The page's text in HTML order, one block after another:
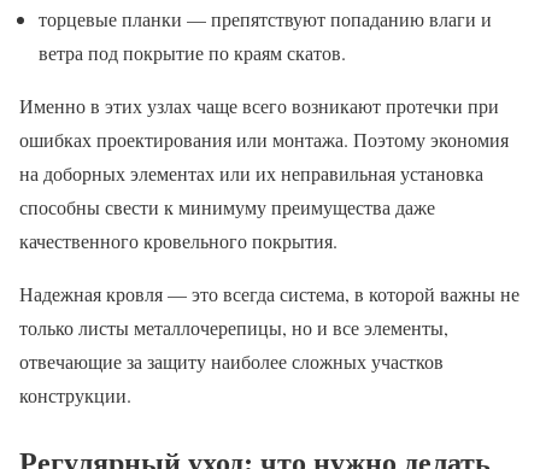
торцевые планки — препятствуют попаданию влаги и
ветра под покрытие по краям скатов.
Именно в этих узлах чаще всего возникают протечки при
ошибках проектирования или монтажа. Поэтому экономия
на доборных элементах или их неправильная установка
способны свести к минимуму преимущества даже
качественного кровельного покрытия.
Надежная кровля — это всегда система, в которой важны не
только листы металлочерепицы, но и все элементы,
отвечающие за защиту наиболее сложных участков
конструкции.